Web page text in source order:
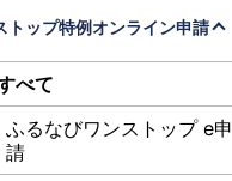
トップ特例オンライン申請
べて
ふるなびワンストップ e申
請